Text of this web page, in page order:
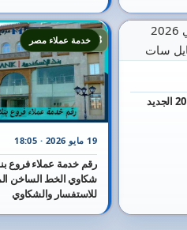
تردد قناة أون تي في 2026 الجديد
23
19 مايو 2026 · 18:05
رقم خدمة عملاء فروع
للاستفسار والشكاوي
خدمة عملاء مصر